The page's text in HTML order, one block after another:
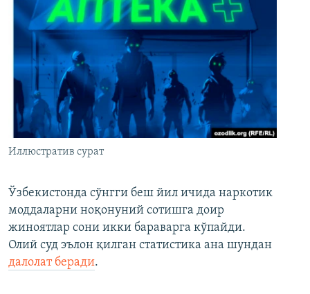
Иллюстратив сурат
Ўзбекистонда сўнгги беш йил ичида наркотик
моддаларни ноқонуний сотишга доир
жиноятлар сони икки бараварга кўпайди.
Олий суд эълон қилган статистика ана шундан
далолат беради.